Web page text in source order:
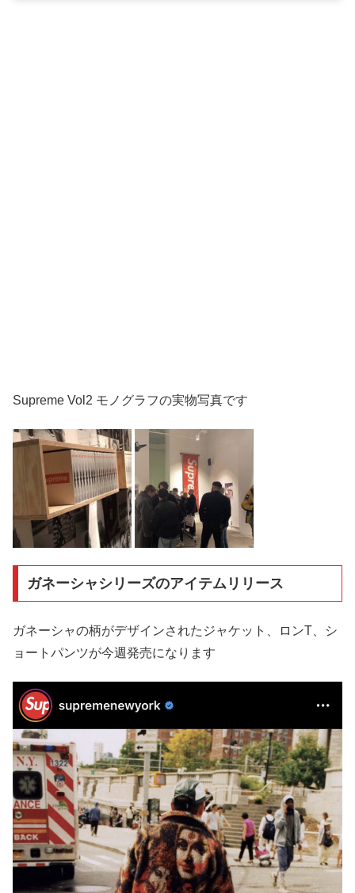
Supreme Vol2 モノグラフの実物写真です
ガネーシャシリーズのアイテムリリース
ガネーシャの柄がデザインされたジャケット、ロンT、シ
ョートパンツが今週発売になります